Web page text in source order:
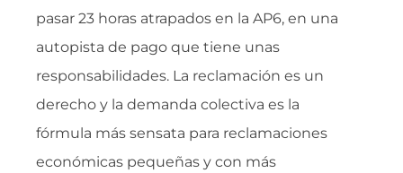
pasar 23 horas atrapados en la AP6, en una
autopista de pago que tiene unas
responsabilidades. La reclamación es un
derecho y la demanda colectiva es la
fórmula más sensata para reclamaciones
económicas pequeñas y con más